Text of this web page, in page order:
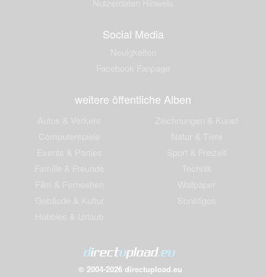
Social Media
weitere öffentliche Alben
© 2004-2026 directupload.eu